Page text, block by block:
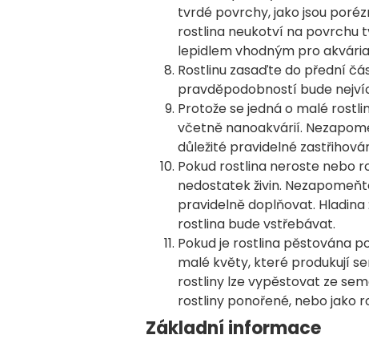
tvrdé povrchy, jako jsou
rostlina neukotví na povrchu
lepidlem vhodným pro
Rostlinu zasaďte do přední
pravděpodobností bude
Protože se jedná o malé
včetně nanoakvárií.
důležité pravidelné
Pokud rostlina neroste nebo
nedostatek živin.
pravidelně doplňovat. Hladina
rostlina bude vstřebávat.
Pokud je rostlina pěstována
malé květy, které produkují
rostliny lze vypěstovat ze
rostliny ponořené, nebo jako
Základní informace